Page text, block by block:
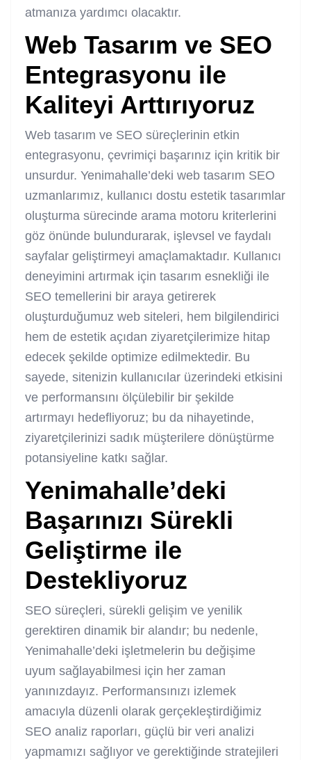
atmanıza yardımcı olacaktır.
Web Tasarım ve SEO
Entegrasyonu ile
Kaliteyi Arttırıyoruz
Web tasarım ve SEO süreçlerinin etkin
entegrasyonu, çevrimiçi başarınız için kritik bir
unsurdur. Yenimahalle’deki web tasarım SEO
uzmanlarımız, kullanıcı dostu estetik tasarımlar
oluşturma sürecinde arama motoru kriterlerini
göz önünde bulundurarak, işlevsel ve faydalı
sayfalar geliştirmeyi amaçlamaktadır. Kullanıcı
deneyimini artırmak için tasarım esnekliği ile
SEO temellerini bir araya getirerek
oluşturduğumuz web siteleri, hem bilgilendirici
hem de estetik açıdan ziyaretçilerimize hitap
edecek şekilde optimize edilmektedir. Bu
sayede, sitenizin kullanıcılar üzerindeki etkisini
ve performansını ölçülebilir bir şekilde
artırmayı hedefliyoruz; bu da nihayetinde,
ziyaretçilerinizi sadık müşterilere dönüştürme
potansiyeline katkı sağlar.
Yenimahalle’deki
Başarınızı Sürekli
Geliştirme ile
Destekliyoruz
SEO süreçleri, sürekli gelişim ve yenilik
gerektiren dinamik bir alandır; bu nedenle,
Yenimahalle’deki işletmelerin bu değişime
uyum sağlayabilmesi için her zaman
yanınızdayız. Performansınızı izlemek
amacıyla düzenli olarak gerçekleştirdiğimiz
SEO analiz raporları, güçlü bir veri analizi
yapmamızı sağlıyor ve gerektiğinde stratejileri